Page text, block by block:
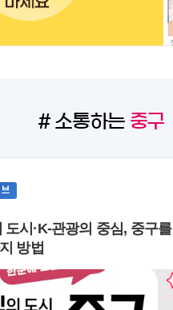
# 소통하는 중구
·K-관광의 중심, 중구를 더 재밌게 즐
방법